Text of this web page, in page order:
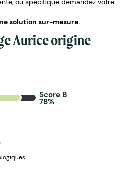
ou spécifique demandez votre
solution sur-mesure.
Aurice origine
Score B
78%